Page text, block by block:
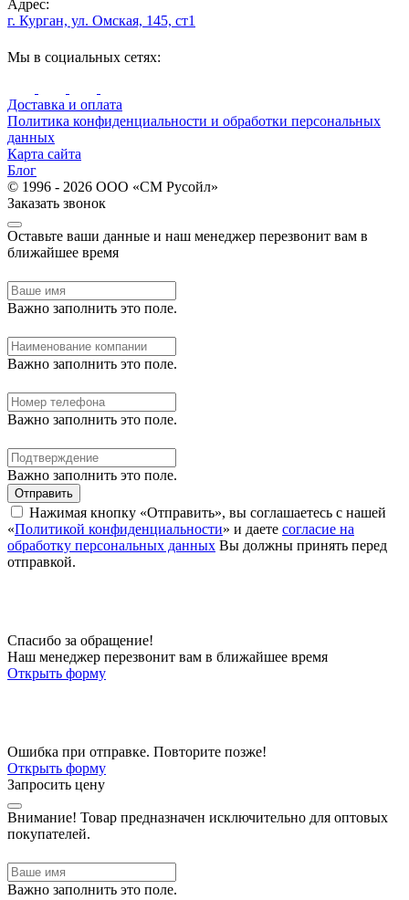
Адрес:
г. Курган, ул. Омская, 145, ст1
Мы в социальных сетях:
Доставка и оплата
Политика конфиденциальности и обработки персональных
данных
Карта сайта
Блог
© 1996 - 2026 ООО «СМ Русойл»
Заказать звонок
Оставьте ваши данные и наш менеджер перезвонит вам в
ближайшее время
Важно заполнить это поле.
Важно заполнить это поле.
Важно заполнить это поле.
Важно заполнить это поле.
Отправить
Нажимая кнопку «Отправить», вы соглашаетесь с нашей
«Политикой конфиденциальности» и даете согласие на
обработку персональных данных Вы должны принять перед
отправкой.
Спасибо за обращение!
Наш менеджер перезвонит вам в ближайшее время
Открыть форму
Ошибка при отправке. Повторите позже!
Открыть форму
Запросить цену
Внимание! Товар предназначен исключительно для оптовых
покупателей.
Важно заполнить это поле.